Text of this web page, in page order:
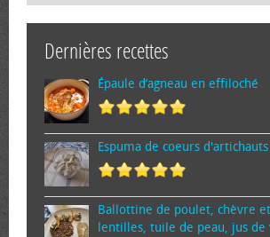
Dernières recettes
Épaule d’agneau en effiloché
Espuma de cœurs d'artichauts
Ballottine de poulet, chèvre
lentilles, tuile de peau, jus